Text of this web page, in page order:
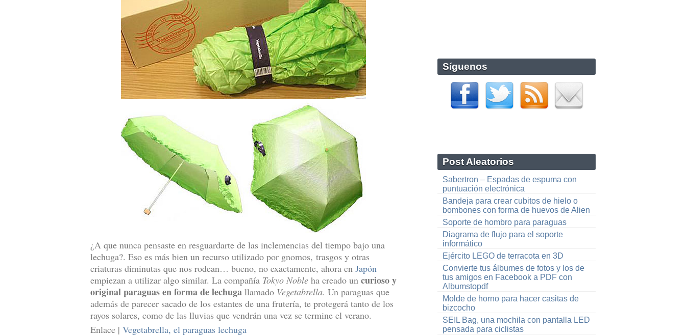
¿A que nunca pensaste en resguardarte de las inclemencias del tiempo bajo una
lechuga?. Eso es más bien un recurso utilizado por gnomos, trasgos y otras
criaturas diminutas que nos rodean… bueno, no exactamente, ahora en Japón
empiezan a utilizar algo similar. La compañía Tokyo Noble ha creado un curioso y
original paraguas en forma de lechuga llamado Vegetabrella. Un paraguas que
además de parecer sacado de los estantes de una frutería, te protegerá tanto de los
rayos solares, como de las lluvias que vendrán una vez se termine el verano.
Enlace | Vegetabrella, el paraguas lechuga
Síguenos
Post Aleatorios
Sabertron – Espadas de espuma con
puntuación electrónica
Bandeja para crear cubitos de hielo o
bombones con forma de huevos de Alien
Soporte de hombro para paraguas
Diagrama de flujo para el soporte
informático
Ejército LEGO de terracota en 3D
Convierte tus álbumes de fotos y los de
tus amigos en Facebook a PDF con
Albumstopdf
Molde de horno para hacer casitas de
bizcocho
SEIL Bag, una mochila con pantalla LED
pensada para ciclistas